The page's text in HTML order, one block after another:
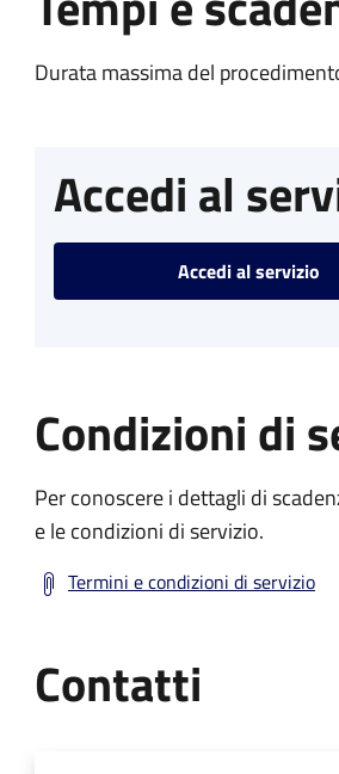
Durata massima del
Accedi al
Accedi al servizio
Condizioni di
Per conoscere i dettagli di
e le condizioni di servizio.
Termini e condizioni di servizio
Contatti